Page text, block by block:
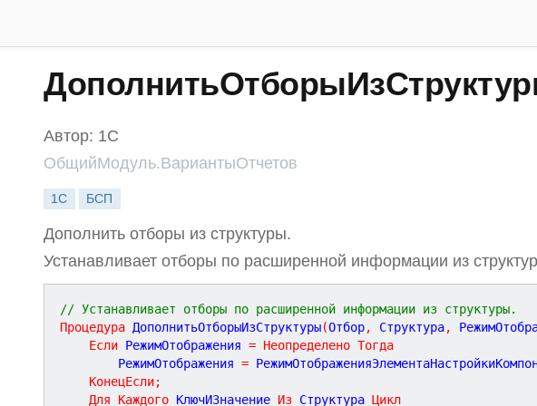
Автор: 1С
ОбщийМодуль.ВариантыОтчетов
1С БСП
Дополнить отборы из структуры.
Устанавливает отборы по расширенной информации из
// Устанавливает отборы по расширенной информации из структуры.
Процедура ДополнитьОтборыИзСтруктуры(Отбор, Структура,
Если РежимОтображения = Неопределено Тогда
		РежимОтображения
=
КонецЕсли;
Для
Каждого КлючИЗначение Из Структура Цикл